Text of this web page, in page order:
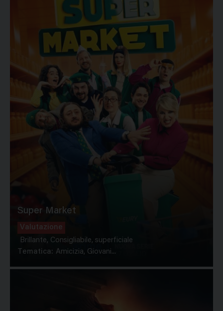
Super Market
Valutazione
Brillante, Consigliabile, superficiale
Tematica: Amicizia, Giovani...